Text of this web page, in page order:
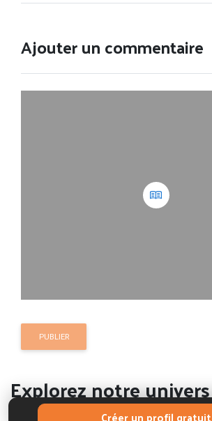
Ajouter un commentaire
PUBLIER
Explorez notre univers
Complétez l'offre ou contactez-nous si besoin
Créer un profil gratuit